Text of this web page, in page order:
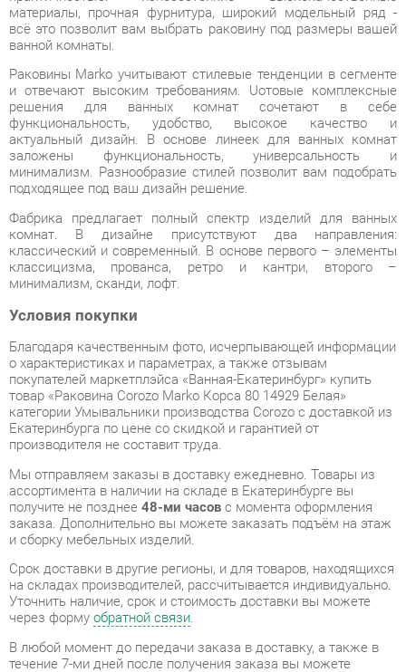
Раковины Marko учитывают стилевые тенденции в сегменте
и отвечают высоким требованиям. Uотовые комплексные
решения для ванных комнат сочетают в себе
функциональность, удобство, высокое качество и
актуальный дизайн. В основе линеек для ванных комнат
заложены функциональность, универсальность и
минимализм. Разнообразие стилей позволит вам подобрать
подходящее под ваш дизайн решение.
Фабрика предлагает полный спектр изделий для ванных
комнат. В дизайне присутствуют два направления:
классический и современный. В основе первого – элементы
классицизма, прованса, ретро и кантри, второго –
Условия покупки
Благодаря качественным фото, исчерпывающей информации
о характеристиках и параметрах, а также отзывам
товар «Раковина Corozo Marko Корса 80 14929 Белая»
Екатеринбурга по цене со скидкой и гарантией от
производителя не составит труда.
Мы отправляем заказы в доставку ежедневно. Товары из
ассортимента в наличии на складе в Екатеринбурге вы
получите не позднее 48-ми часовс момента оформления
заказа. Дополнительно вы можете заказать подъём на этаж
и сборку мебельных изделий.
Срок доставки в другие регионы, и для товаров, находящихся
на складах производителей, рассчитывается индивидуально.
Уточнить наличие, срок и стоимость доставки вы можете
через формуобратной связи.
течение 7-ми дней после получения заказа вы можете
изменить выборили принять решение об отказе от покупки.
Несмотря на качественную упаковку, умывальники могут
быть повреждены при транспортировке. Если Вы заметили
дефект при приёме - мы заменим поврежденную деталь.
Повторная доставкатовара -бесплатна.